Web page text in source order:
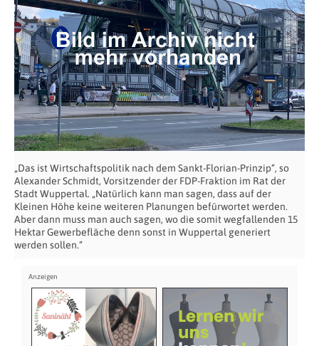
„Das ist Wirtschaftspolitik nach dem Sankt-Florian-Prinzip“, so
Alexander Schmidt, Vorsitzender der FDP-Fraktion im Rat der
Stadt Wuppertal. „Natürlich kann man sagen, dass auf der
Kleinen Höhe keine weiteren Planungen befürwortet werden.
Aber dann muss man auch sagen, wo die somit wegfallenden 15
Hektar Gewerbefläche denn sonst in Wuppertal generiert
werden sollen.“